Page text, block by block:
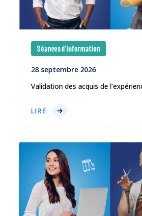
Séances d'information
28 septembre 2026
Validation des acquis de
LIRE